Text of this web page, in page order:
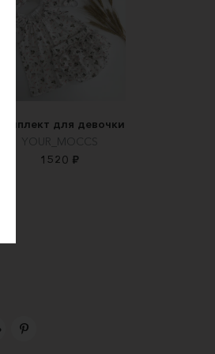
Комплект для девочки
YOUR_MOCCS
1520 ₽